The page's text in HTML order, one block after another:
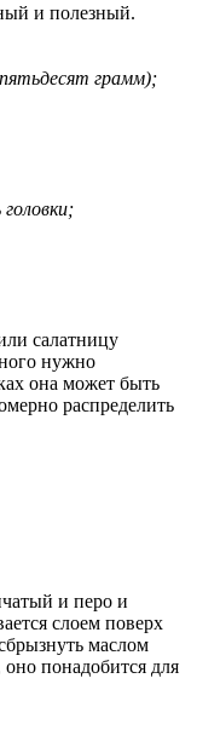
и полезный.
грамм);
салатницу
нужно
она может быть
распределить
и перо и
слоем поверх
маслом
понадобится для